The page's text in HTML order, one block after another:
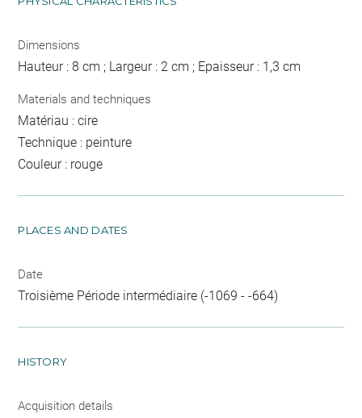
Dimensions
Hauteur : 8 cm ; Largeur : 2 cm ; Epaisseur : 1,3 cm
Materials and techniques
Matériau : cire
Technique : peinture
Couleur : rouge
PLACES AND DATES
Date
Troisième Période intermédiaire (-1069 - -664)
HISTORY
Acquisition details